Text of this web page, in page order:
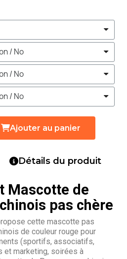
Ajouter au panier
Détails du produit
Mascotte de
pas chère
cette mascotte pas
de couleur rouge pour
(sportifs, associatifs,
et marketing, soirées à